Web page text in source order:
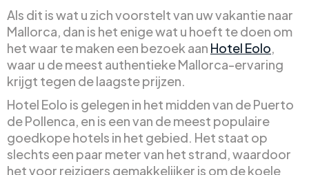
Als dit is wat u zich voorstelt van uw vakantie naar
Mallorca, dan is het enige wat u hoeft te doen om
het waar te maken een bezoek aan Hotel Eolo,
waar u de meest authentieke Mallorca-ervaring
krijgt tegen de laagste prijzen.
Hotel Eolo is gelegen in het midden van de Puerto
de Pollenca, en is een van de meest populaire
goedkope hotels in het gebied. Het staat op
slechts een paar meter van het strand, waardoor
het voor reizigers gemakkelijker is om de koele